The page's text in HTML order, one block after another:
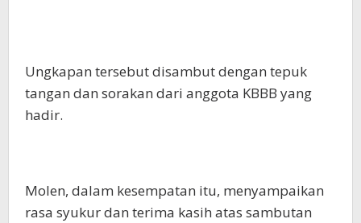
Ungkapan tersebut disambut dengan tepuk
tangan dan sorakan dari anggota KBBB yang
hadir.
Molen, dalam kesempatan itu, menyampaikan
rasa syukur dan terima kasih atas sambutan